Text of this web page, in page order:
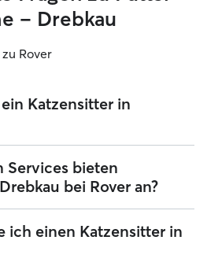
– Drebkau
Rover
Katzensitter in
Preise bei Rover frei festlegen. Die
für einen Rover-Katzensitter in
2026 etwa 15 pro Nacht,
von Rover. Der Preis
und die deiner Katze
Services bieten
bei Rover an?
die bei dir zu Hause vorbeikommt,
sie füttert und das Katzenklo
Drebkau kümmern sich gerne um
ich einen Katzensitter in